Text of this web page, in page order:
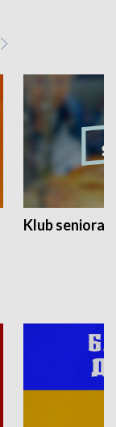
Klub seniora